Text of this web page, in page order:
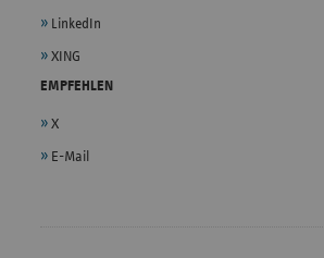
LinkedIn
XING
EMPFEHLEN
X
E-Mail